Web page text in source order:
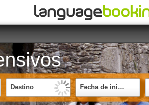
Destino Fecha de inicio